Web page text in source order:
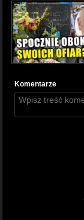
Komentarze